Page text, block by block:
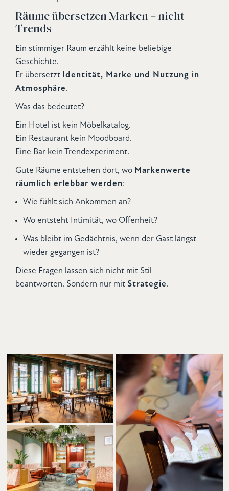
Räume übersetzen Marken – nicht
Trends
Ein stimmiger Raum erzählt keine beliebige
Geschichte.
Er übersetzt Identität, Marke und Nutzung in
Atmosphäre.
Was das bedeutet?
Ein Hotel ist kein Möbelkatalog.
Ein Restaurant kein Moodboard.
Eine Bar kein Trendexperiment.
Gute Räume entstehen dort, wo Markenwerte
räumlich erlebbar werden:
Wie fühlt sich Ankommen an?
Wo entsteht Intimität, wo Offenheit?
Was bleibt im Gedächtnis, wenn der Gast längst
wieder gegangen ist?
Diese Fragen lassen sich nicht mit Stil
beantworten. Sondern nur mit Strategie.